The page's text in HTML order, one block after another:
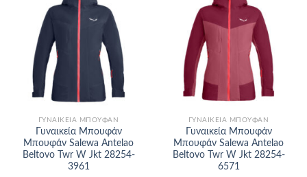
ΓΥΝΑΙΚΕΊΑ ΜΠΟΥΦΆΝ
Γυναικεία Μπουφάν
Μπουφάν Salewa Antelao
Beltovo Twr W Jkt 28254-
3961
ΓΥΝΑΙΚΕΊΑ ΜΠΟΥΦΆΝ
Γυναικεία Μπουφάν
Μπουφάν Salewa Antelao
Beltovo Twr W Jkt 28254-
6571